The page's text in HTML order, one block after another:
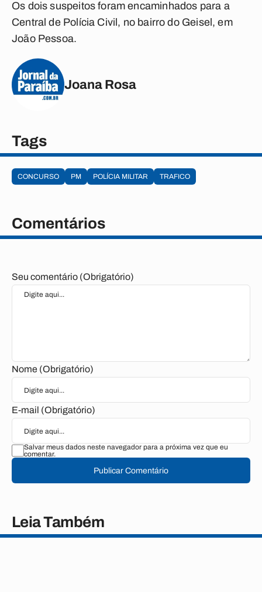
Os dois suspeitos foram encaminhados para a
Central de Polícia Civil, no bairro do Geisel, em
João Pessoa.
Joana Rosa
Tags
CONCURSO PM POLÍCIA MILITAR TRAFICO
Comentários
Seu comentário (Obrigatório)
Nome (Obrigatório)
E-mail (Obrigatório)
Salvar meus dados neste navegador para a próxima vez que eu
comentar.
Publicar Comentário
Leia Também